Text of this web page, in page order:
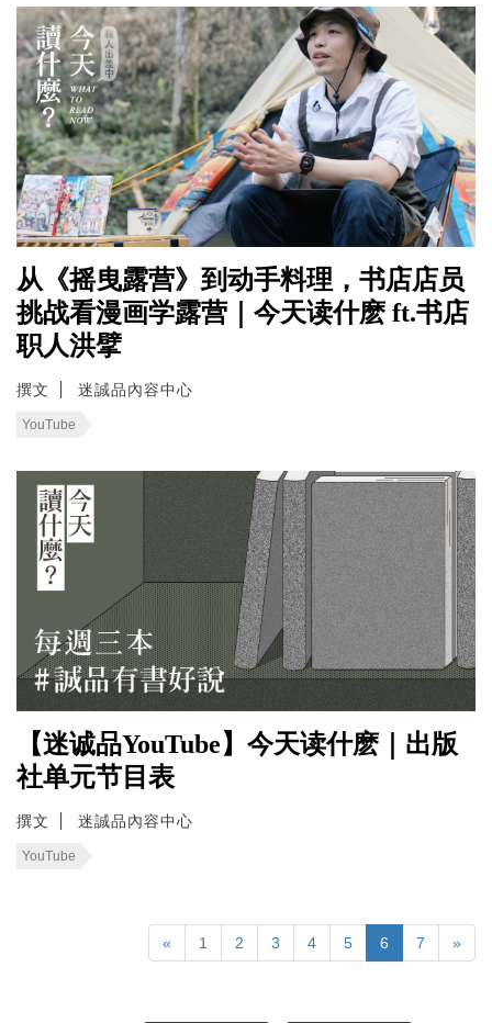
从《摇曳露营》到动手料理，书店店员
挑战看漫画学露营｜今天读什麽 ft.书店
职人洪擘
撰文 迷誠品內容中心
YouTube
【迷诚品YouTube】今天读什麽｜出版
社单元节目表
撰文 迷誠品內容中心
YouTube
« 1 2 3 4 5 6 7 »